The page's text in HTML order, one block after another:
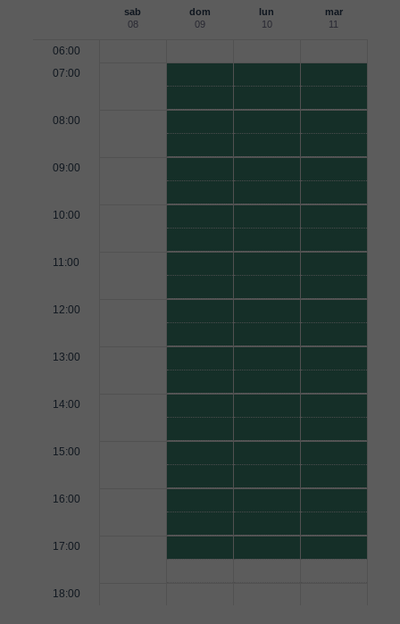
sab
08
dom
09
lun
10
mar
11
06:00
07:00
08:00
09:00
10:00
11:00
12:00
13:00
14:00
15:00
16:00
17:00
18:00